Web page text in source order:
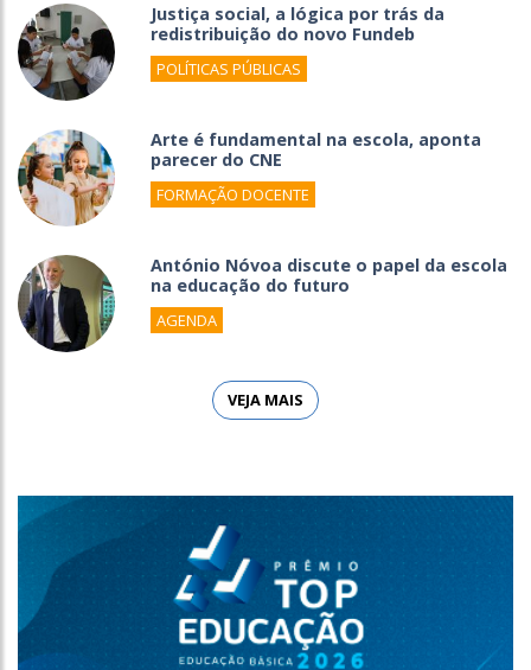
Justiça social, a lógica por trás da
redistribuição do novo Fundeb
POLÍTICAS PÚBLICAS
Arte é fundamental na escola, aponta
parecer do CNE
FORMAÇÃO DOCENTE
António Nóvoa discute o papel da escola
na educação do futuro
AGENDA
VEJA MAIS